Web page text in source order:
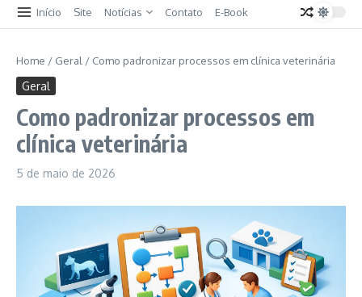
Início Site Notícias Contato E-Book
Home / Geral / Como padronizar processos em clínica veterinária
Geral
Como padronizar processos em
clínica veterinária
5 de maio de 2026